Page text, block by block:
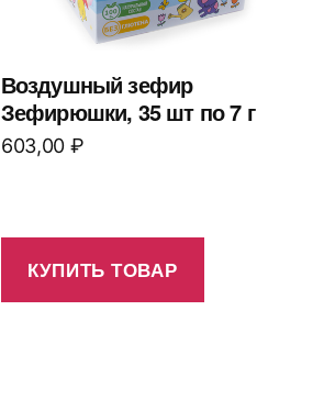
Воздушный зефир
Зефирюшки, 35 шт по 7 г
603,00 ₽
КУПИТЬ ТОВАР